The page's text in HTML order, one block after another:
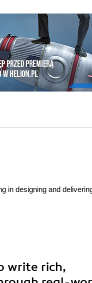
in designing and
write rich,